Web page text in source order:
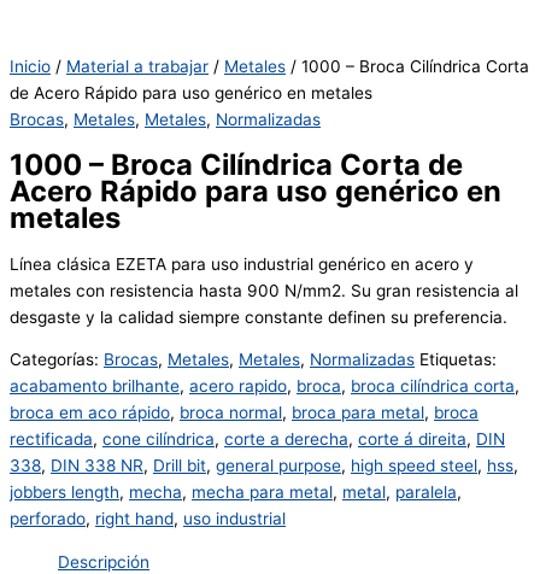
Inicio / Material a trabajar / Metales / 1000 – Broca Cilíndrica Corta
de Acero Rápido para uso genérico en metales
Brocas, Metales, Metales, Normalizadas
1000 – Broca Cilíndrica Corta de
Acero Rápido para uso genérico en
metales
Línea clásica EZETA para uso industrial genérico en acero y
metales con resistencia hasta 900 N/mm2. Su gran resistencia al
desgaste y la calidad siempre constante definen su preferencia.
Categorías: Brocas, Metales, Metales, Normalizadas Etiquetas:
acabamento brilhante, acero rapido, broca, broca cilíndrica corta,
broca em aco rápido, broca normal, broca para metal, broca
rectificada, cone cilíndrica, corte a derecha, corte á direita, DIN
338, DIN 338 NR, Drill bit, general purpose, high speed steel, hss,
jobbers length, mecha, mecha para metal, metal, paralela,
perforado, right hand, uso industrial
Descripción